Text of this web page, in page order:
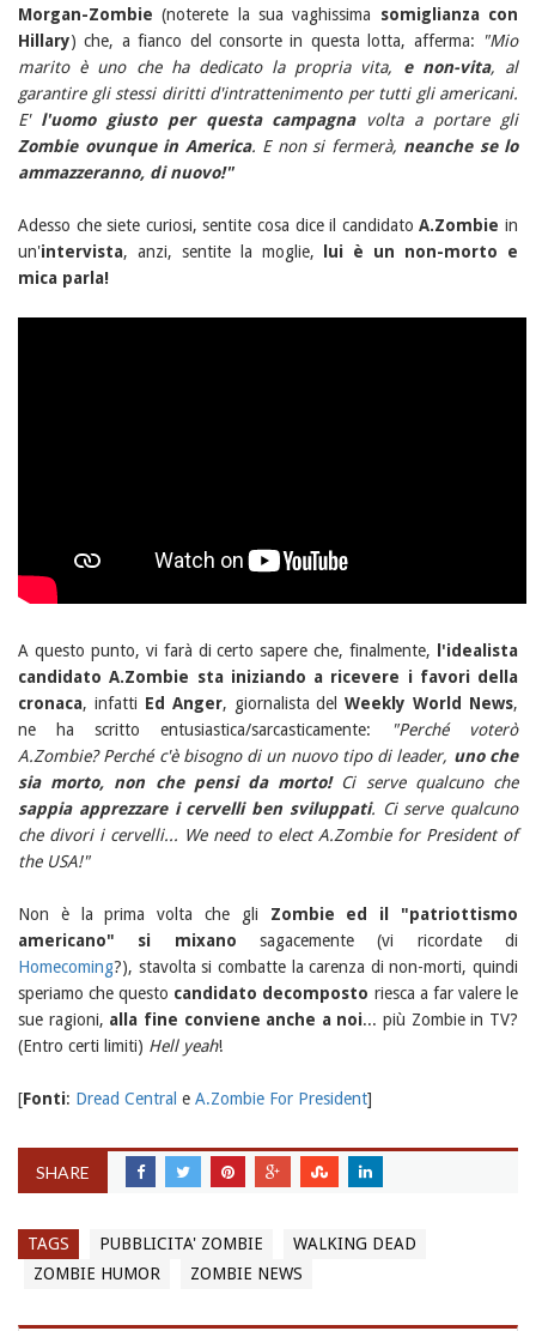
Morgan-Zombie (noterete la sua vaghissima somiglianza con
Hillary) che, a fianco del consorte in questa lotta, afferma:
"Mio
marito è uno che ha dedicato la propria vita, e non-vita, al
garantire gli stessi diritti d'intrattenimento per tutti gli americani.
E' l'uomo giusto per questa campagnavolta a portare gli
Zombie ovunque in America. E non si fermerà, neanche se lo
ammazzeranno, di nuovo!"
Adesso che siete curiosi, sentite cosa dice il candidatoA.Zombie in
un'intervista, anzi, sentite la moglie,
lui è un non-morto e
mica parla!
A questo punto, vi farà di certo sapere che, finalmente,
l'idealista
candidato A.Zombie sta iniziando a ricevere i favori della
cronaca, infatti Ed Anger, giornalista delWeekly World News,
ne ha scritto entusiastica/sarcasticamente:
"Perché voterò
A.Zombie? Perché c'è bisogno di un nuovo tipo di leader, uno che
sia morto, non che pensi da morto!Ci serve qualcuno che
sappia apprezzare i cervelli ben sviluppati. Ci serve qualcuno
che divori i cervelli... We need to elect A.Zombie for President of
the USA!"
Non è la prima volta che gli Zombie ed il "patriottismo
americano" si mixano sagacemente (vi ricordate di
Homecoming?), stavolta si combatte la carenza di non-morti, quindi
speriamo che questo candidato decomposto riesca a far valere le
sue ragioni, alla fine conviene anche a noi... più Zombie in TV?
(Entro certi limiti) Hell yeah!
[Fonti: Dread Central e A.Zombie For President]
SHARE
TAGS PUBBLICITA' ZOMBIE
WALKING DEAD
ZOMBIE HUMOR
ZOMBIE NEWS